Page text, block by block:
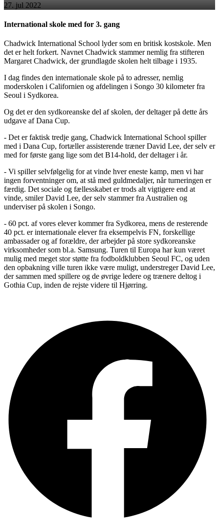
27. jul 2022
International skole med for 3. gang
Chadwick International School lyder som en britisk kostskole. Men
det er helt forkert. Navnet Chadwick stammer nemlig fra stifteren
Margaret Chadwick, der grundlagde skolen helt tilbage i 1935.
I dag findes den internationale skole på to adresser, nemlig
moderskolen i Californien og afdelingen i Songo 30 kilometer fra
Seoul i Sydkorea.
Og det er den sydkoreanske del af skolen, der deltager på dette års
udgave af Dana Cup.
- Det er faktisk tredje gang, Chadwick International School spiller
med i Dana Cup, fortæller assisterende træner David Lee, der selv er
med for første gang lige som det B14-hold, der deltager i år.
- Vi spiller selvfølgelig for at vinde hver eneste kamp, men vi har
ingen forventninger om, at stå med guldmedaljer, når turneringen er
færdig. Det sociale og fællesskabet er trods alt vigtigere end at
vinde, smiler David Lee, der selv stammer fra Australien og
underviser på skolen i Songo.
- 60 pct. af vores elever kommer fra Sydkorea, mens de resterende
40 pct. er internationale elever fra eksempelvis FN, forskellige
ambassader og af forældre, der arbejder på store sydkoreanske
virksomheder som bl.a. Samsung. Turen til Europa har kun været
mulig med meget stor støtte fra fodboldklubben Seoul FC, og uden
den opbakning ville turen ikke være muligt, understreger David Lee,
der sammen med spillere og de øvrige ledere og trænere deltog i
Gothia Cup, inden de rejste videre til Hjørring.